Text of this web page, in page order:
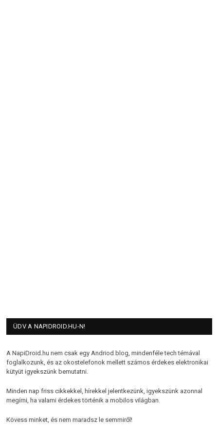
ÜDV A NAPIDROID.HU-N!
A NapiDroid.hu nem csak egy Andriod blog, mindenféle tech témával
foglalkozunk, és az okostelefonok mellett számos érdekes elektronikai
kütyüt igyekszünk bemutatni.
Minden nap friss cikkekkel, hírekkel jelentkezünk, igyekszünk azonnal
megírni, ha valami érdekes történik a mobilos világban.
Kövess minket, és nem maradsz le semmiről!